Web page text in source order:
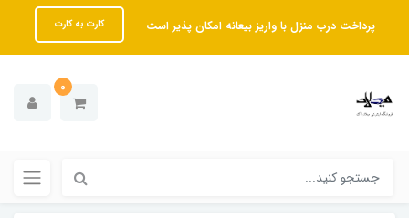
پرداخت درب منزل با واریز بیعانه امکان پذیر است کارت به کارت
0